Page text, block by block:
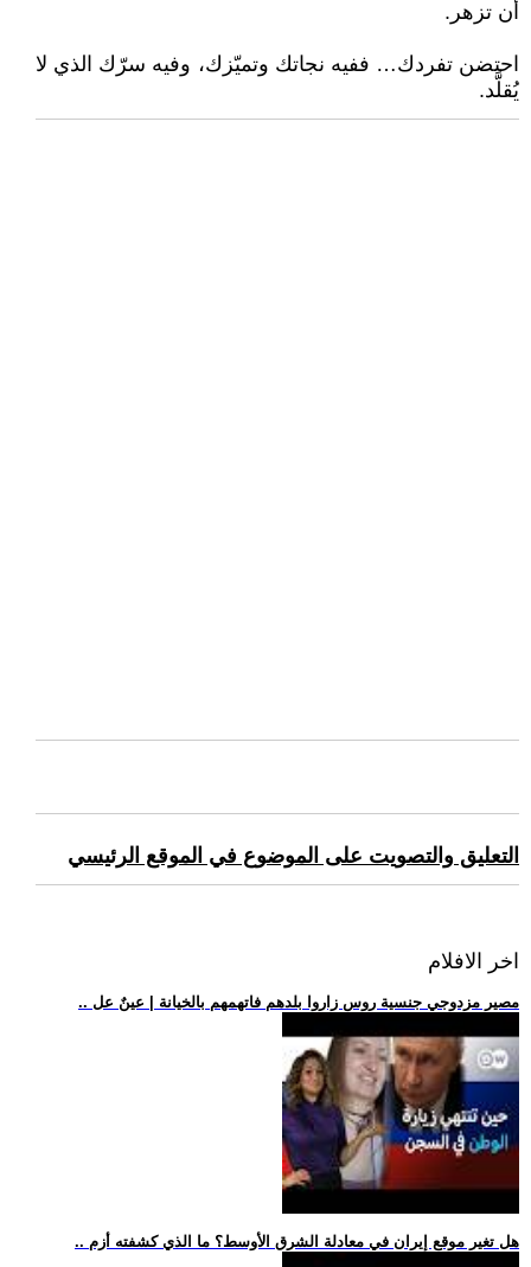
أن تزهر.
احتضن تفردك… ففيه نجاتك وتميّزك، وفيه سرّك الذي لا
يُقلَّد.
التعليق والتصويت على الموضوع في الموقع الرئيسي
اخر الافلام
.. مصير مزدوجي جنسية روس زاروا بلدهم فاتهمهم بالخيانة | عينٌ عل
.. هل تغير موقع إيران في معادلة الشرق الأوسط؟ ما الذي كشفته أزم